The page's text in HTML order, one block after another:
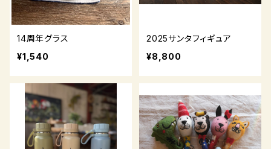
14周年グラス
¥1,540
2025サンタフィギュア
¥8,800